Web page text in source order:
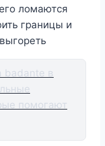
ломаются
границы и
badante в
помогают